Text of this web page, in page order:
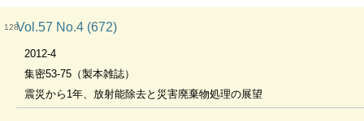
128Vol.57 No.4 (672)
2012-4
集密53-75（製本雑誌）
震災から1年、放射能除去と災害廃棄物処理の展望